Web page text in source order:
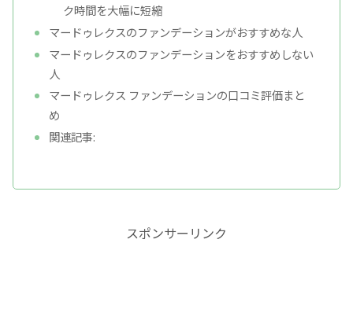
ク時間を大幅に短縮
マードゥレクスのファンデーションがおすすめな人
マードゥレクスのファンデーションをおすすめしない
人
マードゥレクス ファンデーションの口コミ評価まと
め
関連記事:
スポンサーリンク